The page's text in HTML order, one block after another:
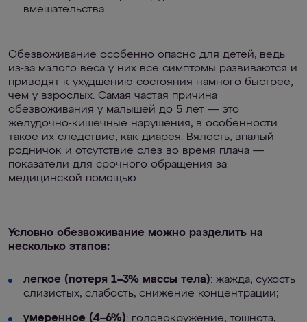
вмешательства.
Обезвоживание особенно опасно для детей, ведь
из-за малого веса у них все симптомы развиваются и
приводят к ухудшению состояния намного быстрее,
чем у взрослых. Самая частая причина
обезвоживания у малышей до 5 лет — это
желудочно-кишечные нарушения, в особенности
такое их следствие, как диарея. Вялость, впалый
родничок и отсутствие слез во время плача —
показатели для срочного обращения за
медицинской помощью.
Условно обезвоживание можно разделить на
несколько этапов:
легкое (потеря 1–3% массы тела): жажда, сухость
слизистых, слабость, снижение концентрации;
умеренное (4–6%): головокружение, тошнота,